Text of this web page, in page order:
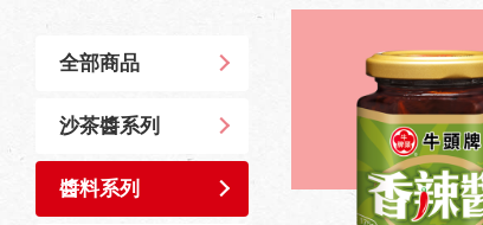
全部商品
沙茶醬系列
醬料系列